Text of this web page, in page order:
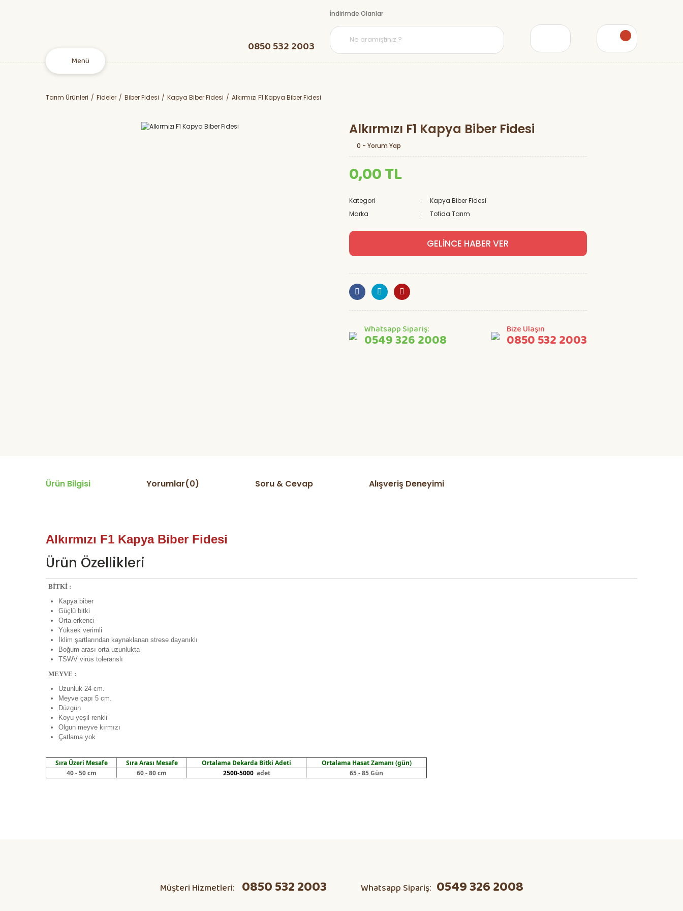
Menü
0850 532 2003
İndirimde Olanlar
Tarım Ürünleri Fideler Biber Fidesi Kapya Biber Fidesi Alkırmızı F1 Kapya Biber Fidesi
Alkırmızı F1 Kapya Biber Fidesi
0 - Yorum Yap
0,00 TL
Kategori
Kapya Biber Fidesi
Marka
Tofida Tarım
GELİNCE HABER VER
Whatsapp Sipariş:
0549 326 2008
Bize Ulaşın
0850 532 2003
Ürün Bilgisi Yorumlar(0) Soru & Cevap Alışveriş Deneyimi
Alkırmızı F1 Kapya Biber Fidesi
Ürün Özellikleri
BİTKİ :
Kapya biber
Güçlü bitki
Orta erkenci
Yüksek verimli
İklim şartlarından kaynaklanan strese dayanıklı
Boğum arası orta uzunlukta
TSWV virüs toleranslı
MEYVE :
Uzunluk 24 cm.
Meyve çapı 5 cm.
Düzgün
Koyu yeşil renkli
Olgun meyve kırmızı
Çatlama yok
Sıra Üzeri Mesafe Sıra Arası Mesafe Ortalama Dekarda Bitki Adeti
Ortalama Hasat Zamanı (gün)
40 - 50 cm
60 - 80 cm 2500-5000 adet 65 - 85 Gün
Yorum Yaz
Müşteri Hizmetleri: 0850 532 2003 Whatsapp Sipariş: 0549 326 2008